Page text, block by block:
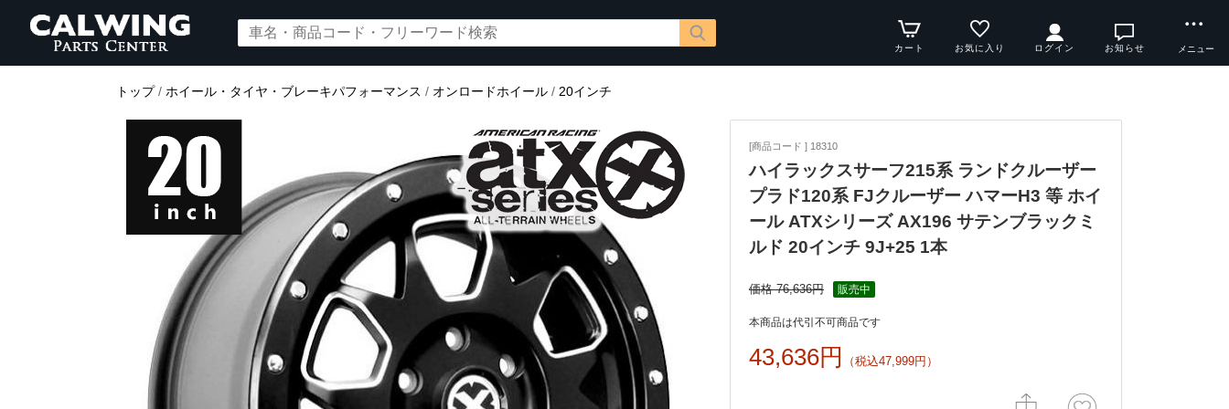
カート お気に入り ログイン お知らせ メニュー
トップ/ ホイール・タイヤ・ブレーキパフォーマンス / オンロードホイール / 20インチ
[商品コード ] 18310
ハイラックスサーフ215系 ランドクルーザー
プラド120系 FJクルーザー ハマーH3 等 ホイ
ール ATXシリーズ AX196 サテンブラックミ
ルド 20インチ 9J+25 1本
価格 76,636円 販売中
本商品は代引不可商品です
43,636円 （税込47,999円）